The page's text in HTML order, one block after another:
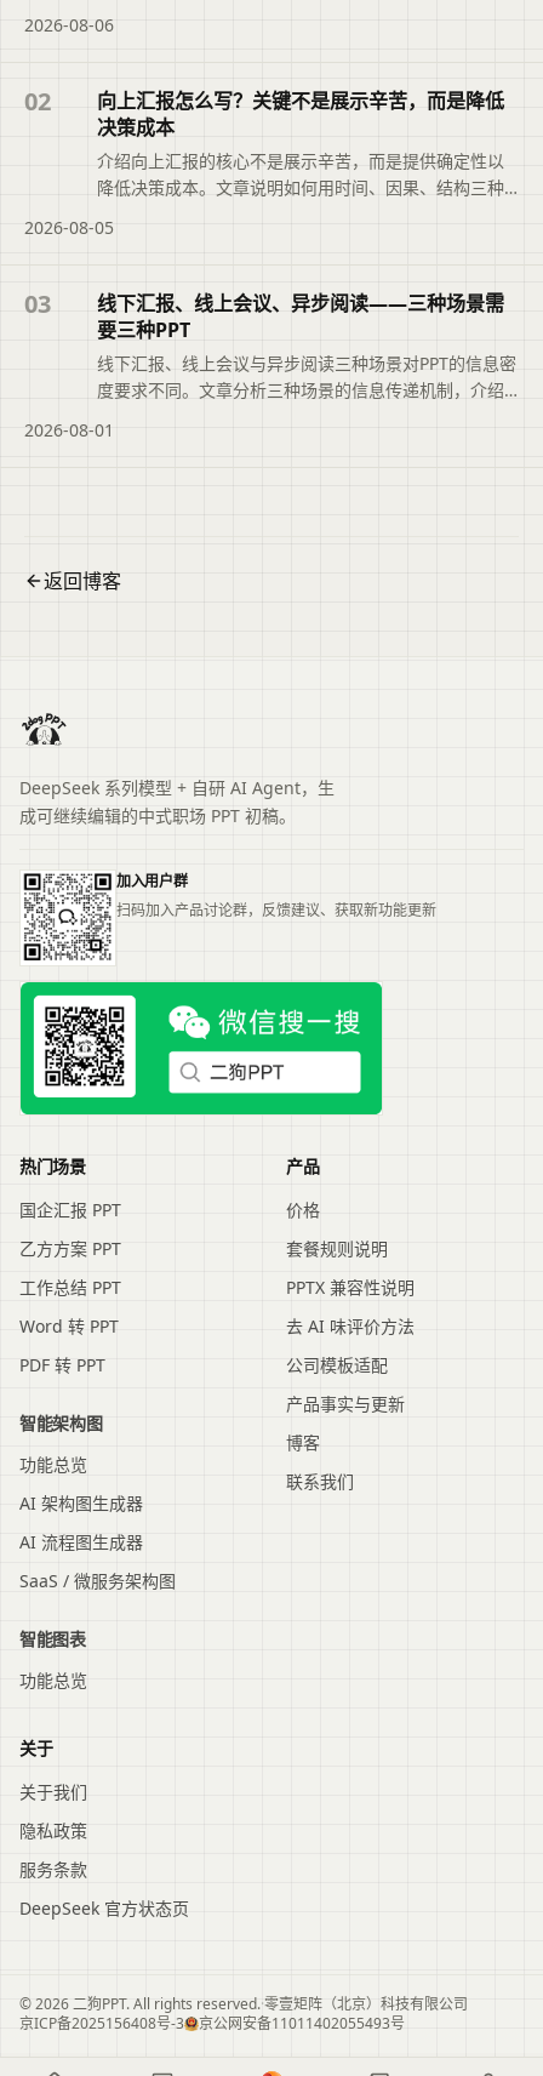
助避免数据堆砌与内容重复，推动报告从现象描述转向
快速了解页面主题、主要内容与适用场景，再进入文章
查看完整信息。
2026-08-06
02
向上汇报怎么写？关键不是展示辛苦，而是降低
决策成本
介绍向上汇报的核心不是展示辛苦，而是提供确定性以
降低决策成本。文章说明如何用时间、因果、结构三种
将分散材料整理成结构化初稿，帮助管理者快速判断、
解页面主题、主要内容与适用场景，再进入文章查看完
整信息。
2026-08-05
03
线下汇报、线上会议、异步阅读——三种场景需
要三种PPT
线下汇报、线上会议与异步阅读三种场景对PPT的信息密
度要求不同。文章分析三种场景的信息传递机制，介绍
内容密度，并说明基于同一份大纲快速适配不同场景的
2026-08-01
返回博客
DeepSeek 系列模型 + 自研 AI Agent，生
成可继续编辑的中式职场 PPT 初稿。
加入用户群
扫码加入产品讨论群，反馈建议、获取新功能更新
热门场景
国企汇报 PPT
乙方方案 PPT
工作总结 PPT
Word 转 PPT
PDF 转 PPT
智能架构图
功能总览
AI 架构图生成器
AI 流程图生成器
SaaS / 微服务架构图
智能图表
功能总览
产品
价格
套餐规则说明
PPTX 兼容性说明
去 AI 味评价方法
公司模板适配
产品事实与更新
博客
联系我们
关于
关于我们
隐私政策
服务条款
DeepSeek 官方状态页
© 2026 二狗PPT. All rights reserved.·零壹矩阵（北京）科技有限公司
京ICP备2025156408号-3
京公网安备11011402055493号